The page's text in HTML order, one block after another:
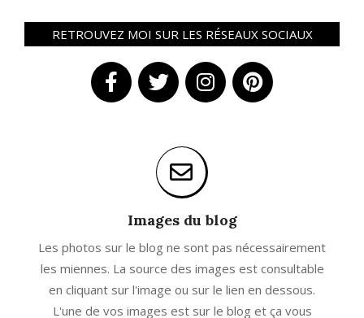
RETROUVEZ MOI SUR LES RÉSEAUX SOCIAUX
Images du blog
Les photos sur le blog ne sont pas nécessairement
les miennes. La source des images est consultable
en cliquant sur l'image ou sur le lien en dessous.
L'une de vos images est sur le blog et ça vous